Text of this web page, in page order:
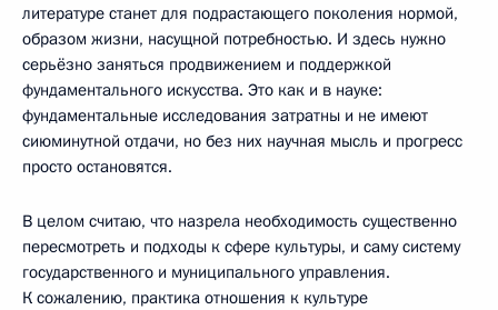
литературе станет для подрастающего поколения нормой,
образом жизни, насущной потребностью. И здесь нужно
серьёзно заняться продвижением и поддержкой
фундаментального искусства. Это как и в науке:
фундаментальные исследования затратны и не имеют
сиюминутной отдачи, но без них научная мысль и прогресс
просто остановятся.
В целом считаю, что назрела необходимость существенно
пересмотреть и подходы к сфере культуры, и саму систему
государственного и муниципального управления.
К сожалению, практика отношения к культуре